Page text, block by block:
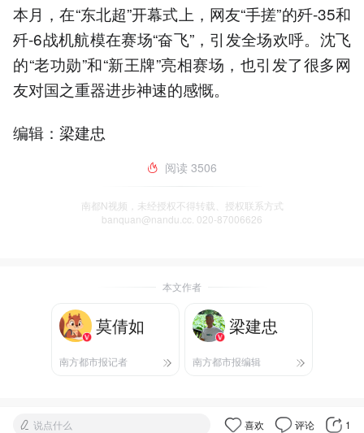
本月，在“东北超”开幕式上，网友“手搓”的歼-35和
歼-6战机航模在赛场“奋飞”，引发全场欢呼。沈飞
的“老功勋”和“新王牌”亮相赛场，也引发了很多网
友对国之重器进步神速的感慨。
编辑：梁建忠
阅读 3506
南都N视频，未经授权不得转载、授权联系方式
banquan@nandu.cc. 020-87006626
本文作者
莫倩如
南方都市报记者
梁建忠
南方都市报编辑
说点什么 喜欢 评论 1